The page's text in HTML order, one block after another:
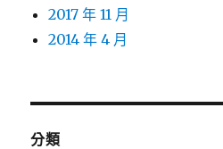
2017 年 11 月
2014 年 4 月
分類